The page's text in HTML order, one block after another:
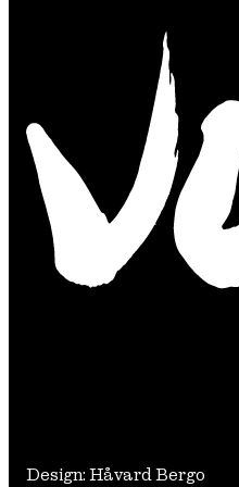
Design: Håvard Bergo